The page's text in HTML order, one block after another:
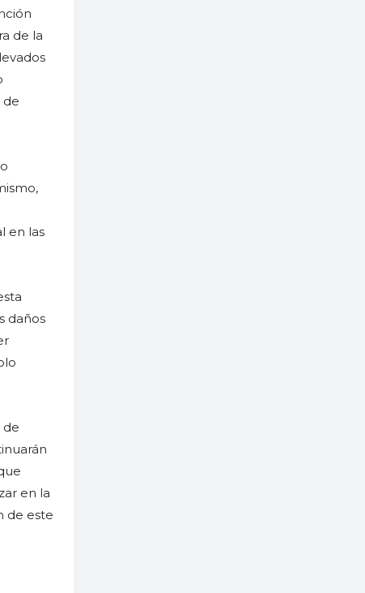
de la
de
en las
daños
de
en la
de este